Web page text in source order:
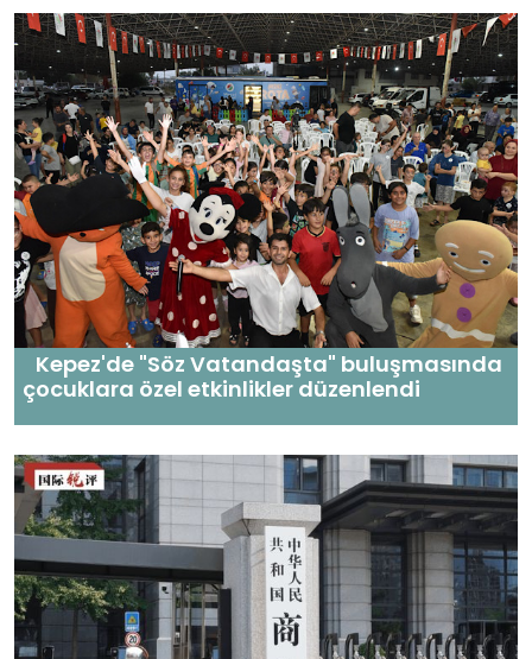
Kepez'de "Söz Vatandaşta" buluşmasında
çocuklara özel etkinlikler düzenlendi